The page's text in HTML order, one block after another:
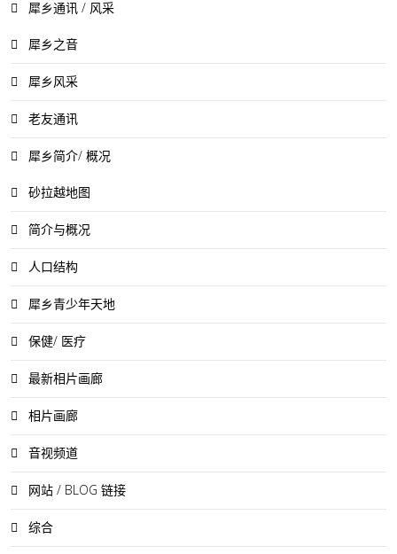
犀乡通讯 / 风采
犀乡之音
犀乡风采
老友通讯
犀乡简介/ 概况
砂拉越地图
简介与概况
人口结构
犀乡青少年天地
保健/ 医疗
最新相片画廊
相片画廊
音视频道
网站 / BLOG 链接
综合